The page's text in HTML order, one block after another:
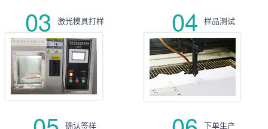
03 激光模具打样 04 样品测试
确认签样 下单生产